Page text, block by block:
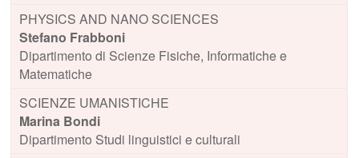
PHYSICS AND NANO SCIENCES
Stefano Frabboni
Dipartimento di Scienze Fisiche, Informatiche e
Matematiche
SCIENZE UMANISTICHE
Marina Bondi
Dipartimento Studi linguistici e culturali